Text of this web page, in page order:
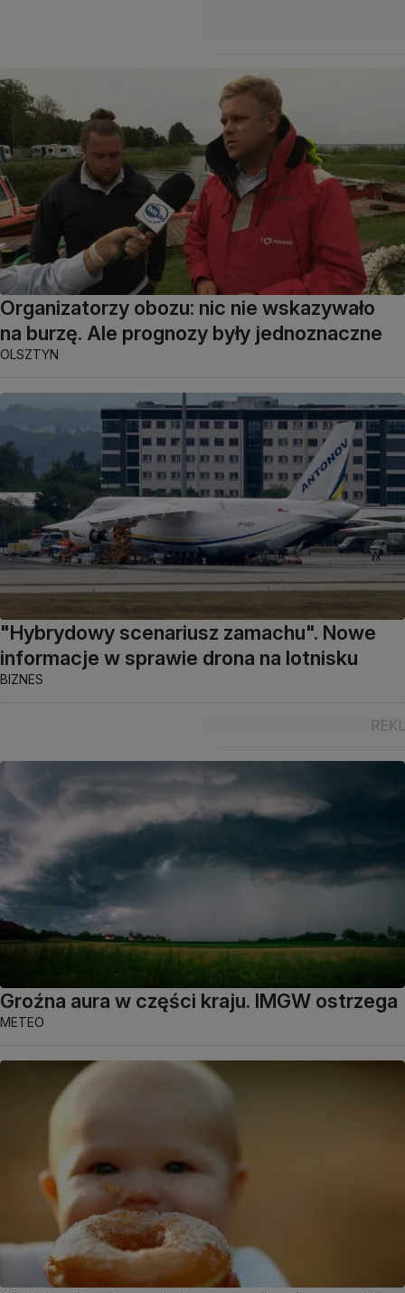
Organizatorzy obozu: nic nie wskazywało
na burzę. Ale prognozy były jednoznaczne
OLSZTYN
"Hybrydowy scenariusz zamachu". Nowe
informacje w sprawie drona na lotnisku
BIZNES
Groźna aura w części kraju. IMGW ostrzega
METEO